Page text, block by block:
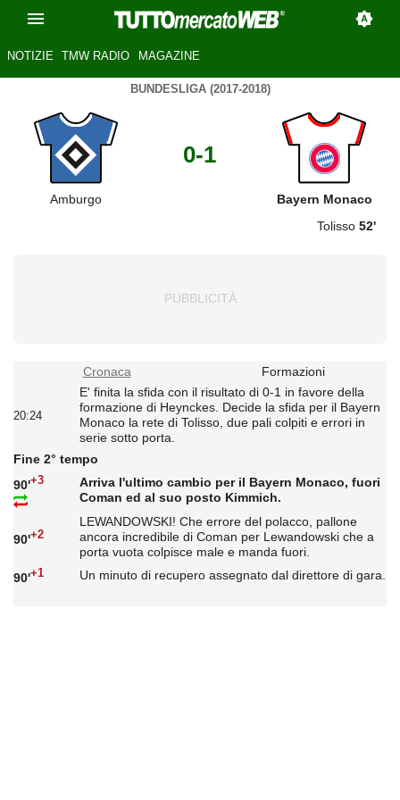
NOTIZIE TMW RADIO MAGAZINE
BUNDESLIGA (2017-2018)
Amburgo
0-1
Bayern Monaco
Tolisso 52'
Cronaca Formazioni
20:24
E' finita la sfida con il risultato di 0-1 in favore della
formazione di Heynckes. Decide la sfida per il Bayern
Monaco la rete di Tolisso, due pali colpiti e errori in
serie sotto porta.
Fine 2° tempo
90'+3
Arriva l'ultimo cambio per il Bayern Monaco, fuori
Coman ed al suo posto Kimmich.
90'+2
LEWANDOWSKI! Che errore del polacco, pallone
ancora incredibile di Coman per Lewandowski che a
porta vuota colpisce male e manda fuori.
90'+1 Un minuto di recupero assegnato dal direttore di gara.